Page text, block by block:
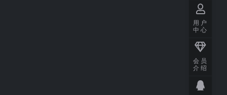
用户
中心
会员
介绍